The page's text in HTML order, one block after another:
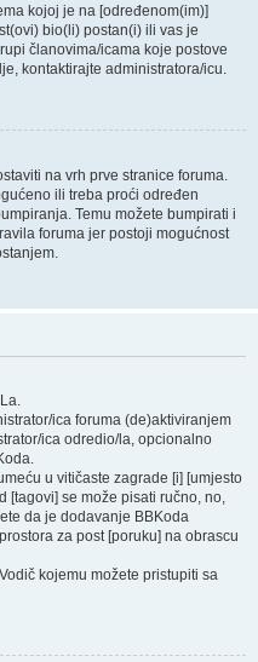
kojoj je na [određenom(im)]
bio(li) postan(i) ili vas je
članovima/icama koje postove
kontaktirajte administratora/icu.
na vrh prve stranice foruma.
ili treba proći određen
Temu možete bumpirati i
foruma jer postoji mogućnost
ica foruma (de)aktiviranjem
ica odredio/la, opcionalno
u vitičaste zagrade [i] [umjesto
[tagovi] se može pisati ručno, no,
da je dodavanje BBKoda
za post [poruku] na obrascu
kojemu možete pristupiti sa